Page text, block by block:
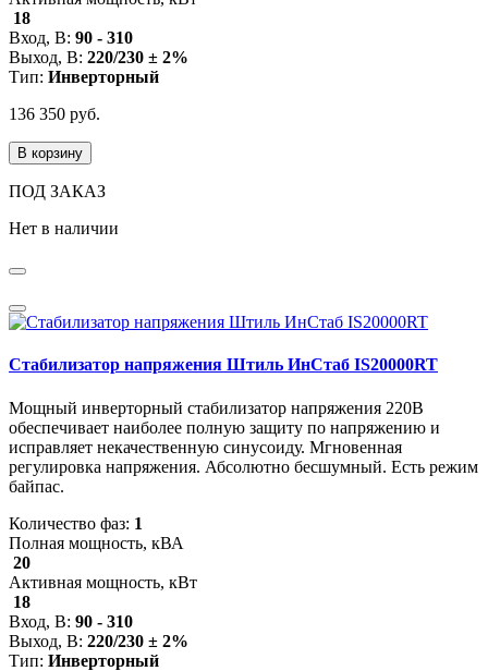
18
Вход, В: 90 - 310
Выход, В: 220/230 ± 2%
Тип: Инверторный
136 350 руб.
В корзину
ПОД ЗАКАЗ
Нет в наличии
Стабилизатор напряжения Штиль ИнСтаб IS20000RT
Мощный инверторный стабилизатор напряжения 220В
обеспечивает наиболее полную защиту по напряжению и
исправляет некачественную синусоиду. Мгновенная
регулировка напряжения. Абсолютно бесшумный. Есть режим
байпас.
Количество фаз: 1
Полная мощность, кВА
20
Активная мощность, кВт
18
Вход, В: 90 - 310
Выход, В: 220/230 ± 2%
Тип: Инверторный